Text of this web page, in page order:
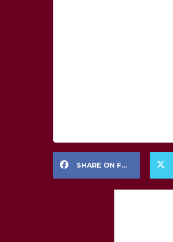
SHARE ON FACEBOOK